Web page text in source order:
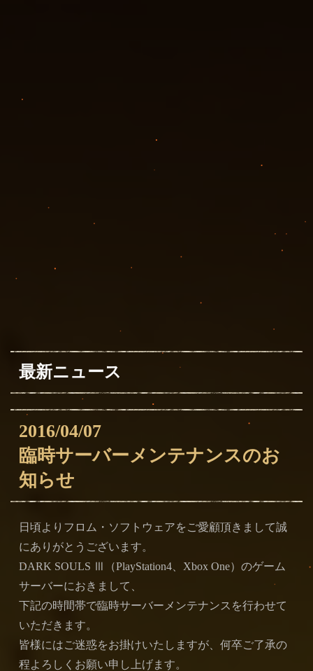
最新ニュース
2016/04/07
臨時サーバーメンテナンスのお
知らせ
日頃よりフロム・ソフトウェアをご愛顧頂きまして誠
にありがとうございます。
DARK SOULS Ⅲ（PlayStation4、Xbox One）のゲーム
サーバーにおきまして、
下記の時間帯で臨時サーバーメンテナンスを行わせて
いただきます。
皆様にはご迷惑をお掛けいたしますが、何卒ご了承の
程よろしくお願い申し上げます。